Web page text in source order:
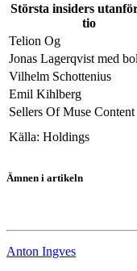
Största insiders
tio
Telion Og
Jonas Lagerqvist med
Vilhelm Schottenius
Emil Kihlberg
Sellers Of Muse Content
Källa: Holdings
Ämnen i artikeln
Anton Ingves